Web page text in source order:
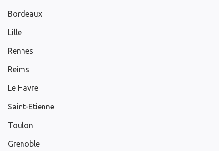
Bordeaux
Lille
Rennes
Reims
Le Havre
Saint-Etienne
Toulon
Grenoble